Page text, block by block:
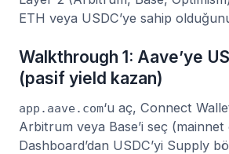
ETH veya USDC’ye sahip
Walkthrough 1: Aave’ye
(pasif yield kazan)
app.aave.com‘u aç, Connect
Arbitrum veya Base’i seç (mainnet
Dashboard’dan USDC’yi Supply